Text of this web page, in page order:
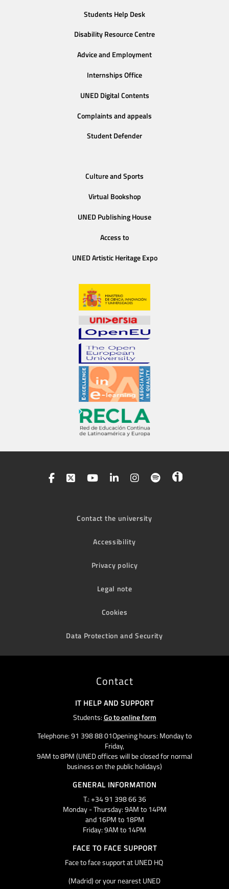
Students Help Desk
Disability Resource Centre
Advice and Employment
Internships Office
UNED Digital Contents
Complaints and appeals
Student Defender
Culture and Sports
Virtual Bookshop
UNED Publishing House
Access to
UNED Artistic Heritage Expo
Contact the university
Accessibility
Privacy policy
Legal note
Cookies
Data Protection and Security
Contact
IT HELP AND SUPPORT
Students:Go to online form
Telephone: 91 398 88 01Opening hours: Monday to
Friday,
9AM to 8PM (UNED offices will be closed for normal
business on the public holidays)
GENERAL INFORMATION
T.: +34 91 398 66 36
Monday - Thursday: 9AM to 14PM
and 16PM to 18PM
Friday: 9AM to 14PM
FACE TO FACE SUPPORT
Face to face support at UNED HQ
(Madrid) or your nearest UNED